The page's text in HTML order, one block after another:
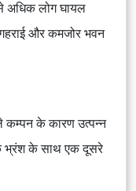
अधिक लोग घायल
और कमजोर भवन
कम्पन के कारण उत्पन्न
भ्रंश के साथ एक दूसरे